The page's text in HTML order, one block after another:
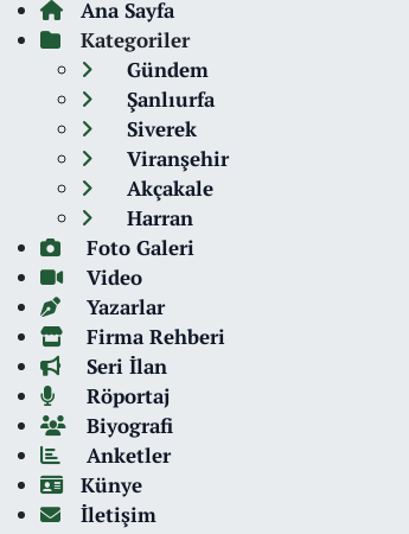
Ana Sayfa
Kategoriler
Gündem
Şanlıurfa
Siverek
Viranşehir
Akçakale
Harran
Foto Galeri
Video
Yazarlar
Firma Rehberi
Seri İlan
Röportaj
Biyografi
Anketler
Künye
İletişim